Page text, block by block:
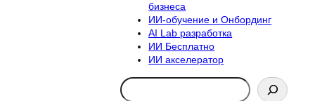
бизнеса
ИИ-обучение и Онбординг
AI Lab разработка
ИИ Бесплатно
ИИ акселератор
Search